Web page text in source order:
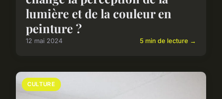
lumière et de la couleur en
peinture ?
12 mai 2024 5 min de lecture →
CULTURE